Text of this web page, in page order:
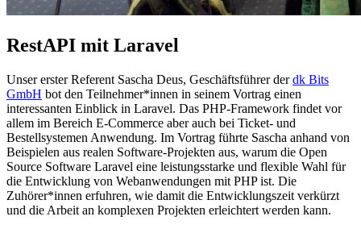
RestAPI mit Laravel
Unser erster Referent Sascha Deus, Geschäftsführer derdk Bits
GmbH bot den Teilnehmer*innen in seinem Vortrag einen
interessanten Einblick in Laravel. Das PHP-Framework findet vor
allem im Bereich E-Commerce aber auch bei Ticket- und
Bestellsystemen Anwendung. Im Vortrag führte Sascha anhand von
Beispielen aus realen Software-Projekten aus, warum die Open
Source Software Laravel eine leistungsstarke und flexible Wahl für
die Entwicklung von Webanwendungen mit PHP ist. Die
Zuhörer*innen erfuhren, wie damit die Entwicklungszeit verkürzt
und die Arbeit an komplexen Projekten erleichtert werden kann.